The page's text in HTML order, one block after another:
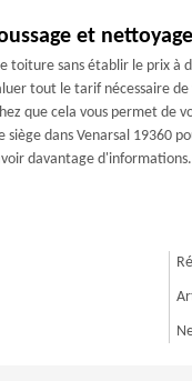
et
toiture sans établir le prix à
tout le tarif nécessaire
que cela vous permet
siège dans Venarsal 19360
davantage d'informations.